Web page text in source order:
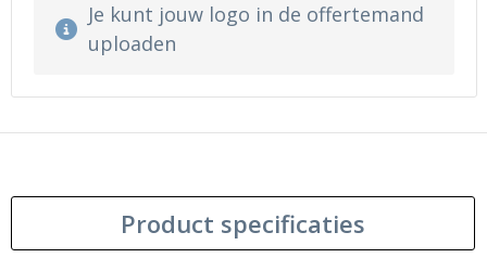
Je kunt jouw logo in de offertemand
uploaden
Product specificaties